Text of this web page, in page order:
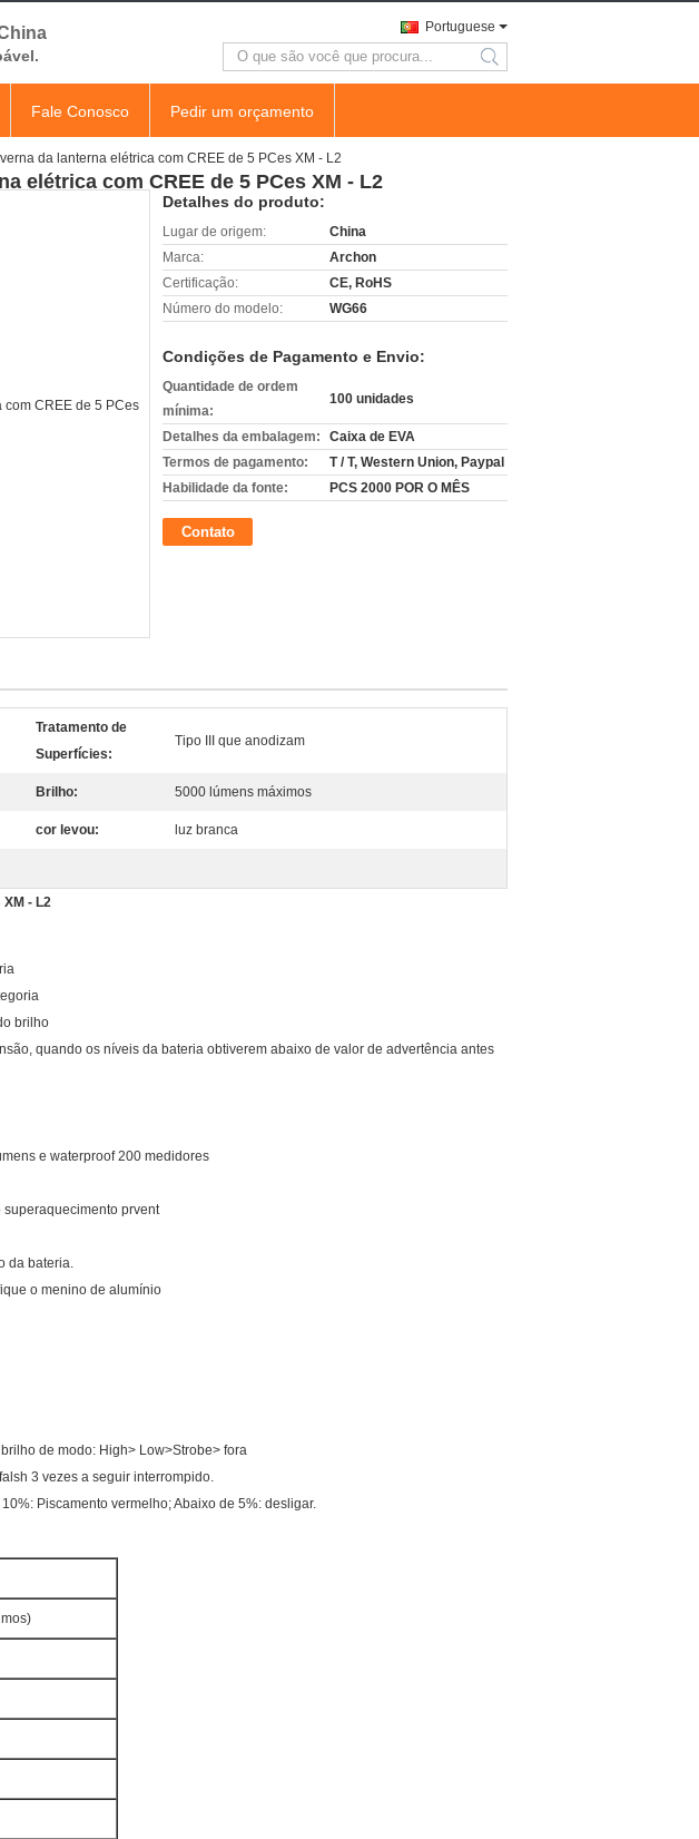
Portuguese
search
Fale Conosco Pedir um orçamento
da lanterna elétrica com CREE de 5 PCes XM - L2
elétrica com CREE de 5 PCes XM - L2
Detalhes do produto:
Lugar de origem:
China
Marca:
Archon
Certificação:
CE, RoHS
Número do modelo:
WG66
Condições de Pagamento e Envio:
Quantidade de ordem
mínima:
100 unidades
Detalhes da embalagem:
Caixa de EVA
Termos de pagamento:
T / T, Western Union, Paypal
Habilidade da fonte:
PCS 2000 POR O MÊS
Contato
Tratamento de
Superfícies:
Tipo III que anodizam
Brilho: 5000 lúmens máximos
cor levou: luz branca
- L2
brilho
quando os níveis da bateria obtiverem abaixo de valor de advertência antes
e waterproof 200 medidores
prvent
da bateria.
o menino de alumínio
de modo: High> Low>Strobe> fora
3 vezes a seguir interrompido.
Piscamento vermelho; Abaixo de 5%: desligar.